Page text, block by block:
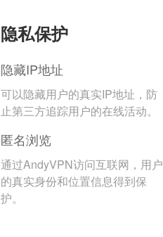
隐私保护
隐藏IP地址
可以隐藏用户的真实IP地址，防
止第三方追踪用户的在线活动。
匿名浏览
通过AndyVPN访问互联网，用户
的真实身份和位置信息得到保
护。